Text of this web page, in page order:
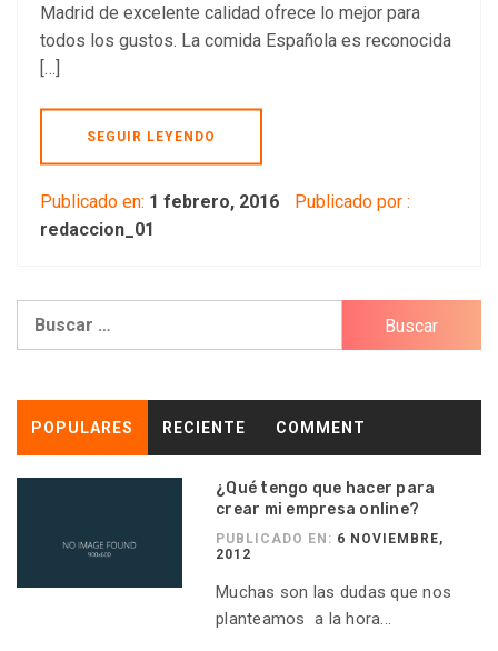
Madrid de excelente calidad ofrece lo mejor para
todos los gustos. La comida Española es reconocida
[…]
SEGUIR LEYENDO
Publicado en: 1 febrero, 2016
Publicado por :
redaccion_01
POPULARES RECIENTE COMMENT
¿Qué tengo que hacer para
crear mi empresa online?
PUBLICADO EN: 6 NOVIEMBRE,
2012
Muchas son las dudas que nos
planteamos a la hora...